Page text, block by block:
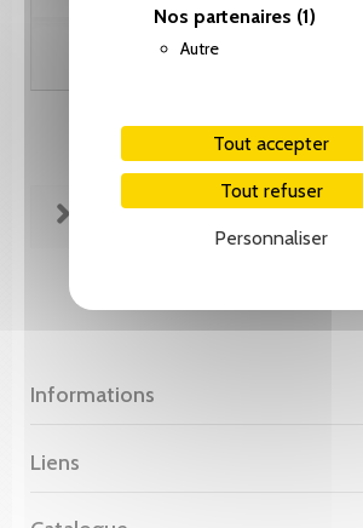
Nos partenaires (1)
Autre
Tout accepter
Tout refuser
Personnaliser
Ajouter au panier
FICHE TECHNIQUE
Informations
Liens